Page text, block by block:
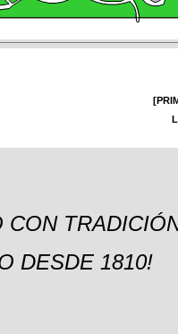
CON
DESDE 1810!